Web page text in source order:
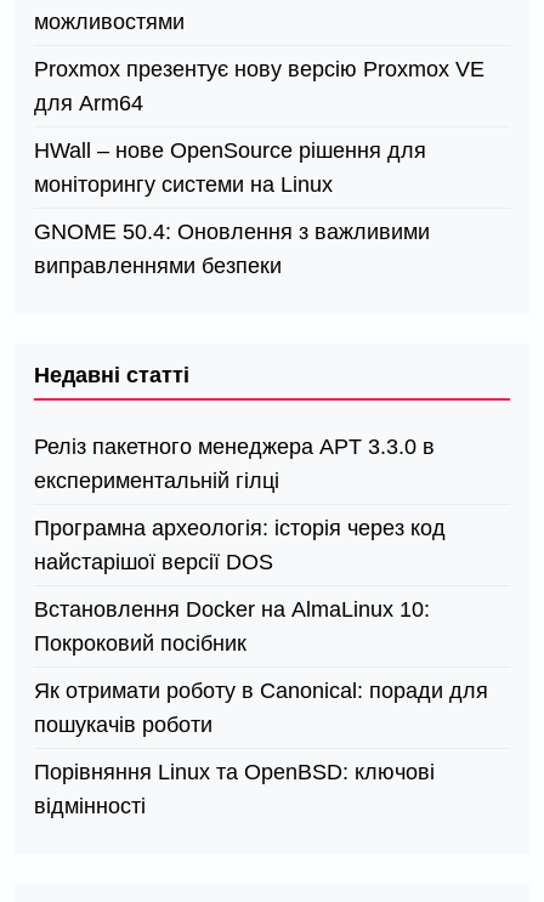
можливостями
Proxmox презентує нову версію Proxmox VE
для Arm64
HWall – нове OpenSource рішення для
моніторингу системи на Linux
GNOME 50.4: Оновлення з важливими
виправленнями безпеки
Недавні статті
Реліз пакетного менеджера APT 3.3.0 в
експериментальній гілці
Програмна археологія: історія через код
найстарішої версії DOS
Встановлення Docker на AlmaLinux 10:
Покроковий посібник
Як отримати роботу в Canonical: поради для
пошукачів роботи
Порівняння Linux та OpenBSD: ключові
відмінності